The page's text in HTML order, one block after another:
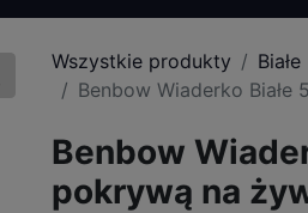
Wszystkie produkty
Białe
Benbow Wiaderko
Benbow
pokrywą na